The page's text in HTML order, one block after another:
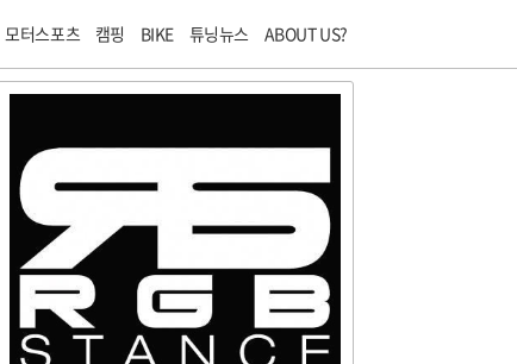
모터스포츠 캠핑 BIKE 튜닝뉴스 ABOUT US?